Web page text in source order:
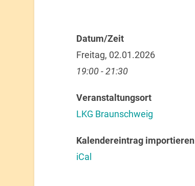
Datum/Zeit
Freitag, 02.01.2026
19:00 - 21:30
Veranstaltungsort
LKG Braunschweig
Kalendereintrag importieren
iCal